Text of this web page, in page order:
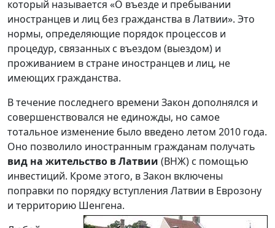
который называется «О въезде и пребывании
иностранцев и лиц без гражданства в Латвии». Это
нормы, определяющие порядок процессов и
процедур, связанных с въездом (выездом) и
проживанием в стране иностранцев и лиц, не
имеющих гражданства.
В течение последнего времени Закон дополнялся и
совершенствовался не единожды, но самое
тотальное изменение было введено летом 2010 года.
Оно позволило иностранным гражданам получать
вид на жительство в Латвии (ВНЖ) с помощью
инвестиций. Кроме этого, в Закон включены
поправки по порядку вступления Латвии в Еврозону
и территорию Шенгена.